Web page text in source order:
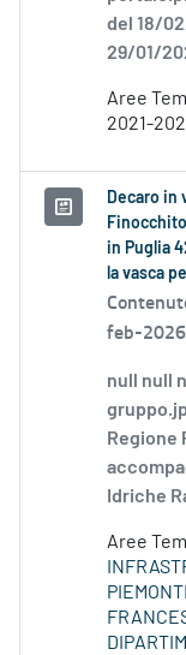
del 18/
29/01/
Aree
2021-
Decaro in
in Puglia
la vasca
feb-
null null
Regione
Idriche
Aree